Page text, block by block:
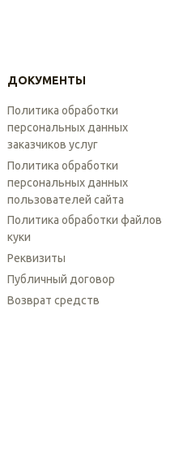
ДОКУМЕНТЫ
Политика обработки
персональных данных
заказчиков услуг
Политика обработки
персональных данных
пользователей сайта
Политика обработки файлов
куки
Реквизиты
Публичный договор
Возврат средств